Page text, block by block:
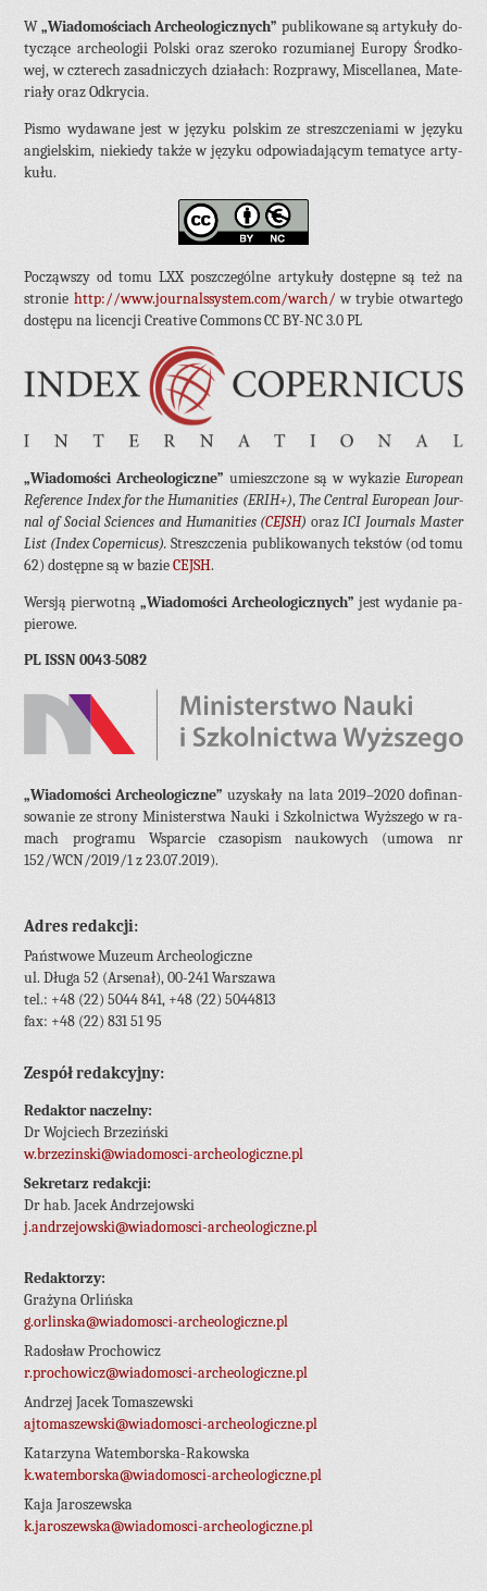
W „Wia­do­mo­ściach Ar­che­olo­gicz­nych” pu­bli­ko­wa­ne są ar­ty­ku­ły do­
ty­czą­ce ar­che­olo­gii Pol­ski oraz sze­ro­ko ro­zu­mia­nej Eu­ro­py Środ­ko­
wej, w czte­rech za­sad­ni­czych dzia­łach: Roz­pra­wy, Mi­scel­la­nea, Ma­te­
ria­ły oraz Od­kry­cia.
Pismo wy­da­wa­ne jest w ję­zy­ku pol­skim ze stresz­cze­nia­mi w ję­zy­ku
an­giel­skim, nie­kie­dy także w ję­zy­ku od­po­wia­da­ją­cym te­ma­ty­ce ar­ty­
ku­łu.
Po­cząw­szy od tomu LXX po­szcze­gól­ne ar­ty­ku­ły do­stęp­ne są też na
stro­nie http://​​​www.​​​jou​rnal​ssys​tem.​​​com/​​​warch/w try­bie otwar­te­go
do­stę­pu na li­cen­cji Cre­ati­ve Com­mons CC BY-NC 3.0 PL
„Wia­do­mo­ści Ar­che­olo­gicz­ne” umiesz­czo­ne są w wy­ka­zie Eu­ro­pe­an
Re­fe­ren­ce Index for the Hu­ma­ni­ties (ERIH+), The Cen­tral Eu­ro­pe­an Jo­ur­
nal of So­cial Scien­ces and Hu­ma­ni­ties (CEJSH) orazICI Jo­ur­nals Ma­ster
List (Index Co­per­ni­cus). Stresz­cze­nia pu­bli­ko­wa­nych tek­stów (od tomu
62) do­stęp­ne są w bazieCEJSH.
Wer­sją pier­wot­ną„Wia­do­mo­ści Ar­che­olo­gicz­nych” jest wy­da­nie pa­
pie­ro­we.
PL ISSN 0043-5082
„Wia­do­mo­ści Ar­che­olo­gicz­ne” uzy­ska­ły na lata 2019–2020 do­fi­nan­
so­wa­nie ze stro­ny Mi­ni­ster­stwa Nauki i Szkol­nic­twa Wyż­sze­go w ra­
mach pro­gra­mu Wspar­cie cza­so­pism na­uko­wych (umowa nr
152/WCN/2019/1 z 23.07.2019).
Adres redakcji:
Państwowe Muzeum Archeologiczne
ul. Długa 52 (Arsenał),00-241 Warszawa
tel.: +48 (22) 5044 841, +48 (22) 5044813
fax: +48 (22) 831 51 95
Zespół redakcyjny:
Redaktor naczelny:
Dr Wojciech Brzeziński
w.brzezinski@wiadomosci-archeologiczne.pl
Sekretarz redakcji:
Dr hab. Jacek Andrzejowski
j.andrzejowski@wiadomosci-archeologiczne.pl
Redaktorzy:
Grażyna Orlińska
g.orlinska@wiadomosci-archeologiczne.pl
Radosław Prochowicz
r.prochowicz@wiadomosci-archeologiczne.pl
Andrzej Jacek Tomaszewski
ajtomaszewski@wiadomosci-archeologiczne.pl
Katarzyna Watemborska-Rakowska
k.watemborska@wiadomosci-archeologiczne.pl
Kaja Jaroszewska
k.jaroszewska@wiadomosci-archeologiczne.pl